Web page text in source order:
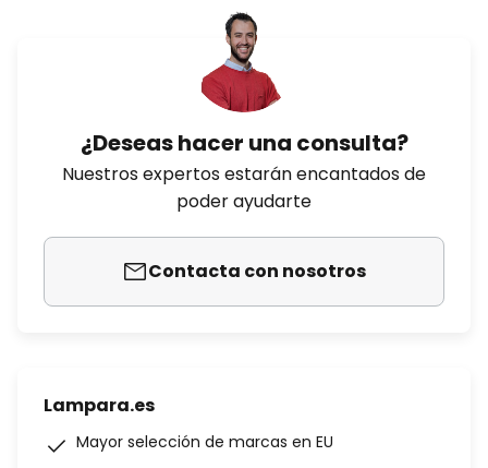
¿Deseas hacer una consulta?
Nuestros expertos estarán encantados de
poder ayudarte
Contacta con nosotros
Lampara.es
Mayor selección de marcas en EU